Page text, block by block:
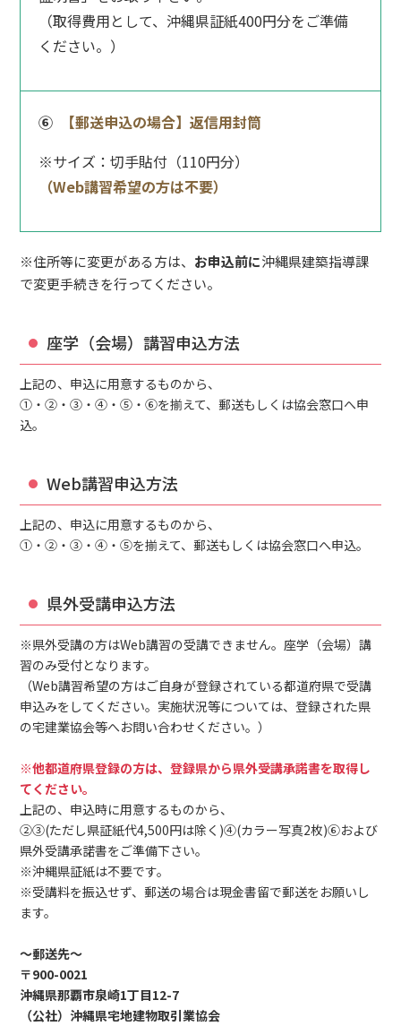
（取得費用として、沖縄県証紙400円分をご準備
ください。）
⑥
【郵送申込の場合】返信用封筒
※サイズ：切手貼付（110円分）
（Web講習希望の方は不要）
※住所等に変更がある方は、 お申込前に沖縄県建築指導課
で変更手続きを行ってください。
座学（会場）講習申込方法
上記の、申込に用意するものから、
①・②・③・④・⑤・⑥を揃えて、郵送もしくは協会窓口へ申
込。
Web講習申込方法
上記の、申込に用意するものから、
➀・②・③・④・⑤を揃えて、郵送もしくは協会窓口へ申込。
県外受講申込方法
※県外受講の方はWeb講習の受講できません。座学（会場）講
習のみ受付となります。
（Web講習希望の方はご自身が登録されている都道府県で受講
申込みをしてください。実施状況等については、登録された県
の宅建業協会等へお問い合わせください。）
※他都道府県登録の方は、登録県から県外受講承諾書を取得し
てください。
上記の、申込時に用意するものから、
②③(ただし県証紙代4,500円は除く)④(カラー写真2枚)⑥および
県外受講承諾書をご準備下さい。
※沖縄県証紙は不要です。
※受講料を振込せず、郵送の場合は現金書留で郵送をお願いし
ます。
～郵送先～
〒900-0021
沖縄県那覇市泉崎1丁目12-7
（公社）沖縄県宅地建物取引業協会